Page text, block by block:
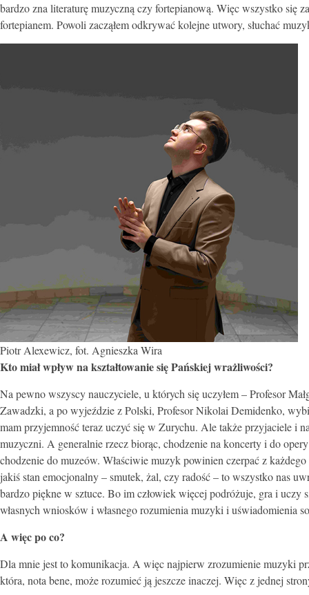
bardzo zna literaturę muzyczną czy fortepianową. Więc wszystko się
fortepianem. Powoli zacząłem odkrywać kolejne utwory, słuchać
Piotr Alexewicz, fot. Agnieszka Wira
Kto miał wpływ na kształtowanie się Pańskiej wrażliwości?
Na pewno wszyscy nauczyciele, u których się uczyłem – Profesor
Zawadzki, a po wyjeździe z Polski, Profesor Nikolai Demidenko,
mam przyjemność teraz uczyć się w Zurychu. Ale także przyjaciele i
muzyczni. A generalnie rzecz biorąc, chodzenie na koncerty i do
chodzenie do muzeów. Właściwie muzyk powinien czerpać z
jakiś stan emocjonalny – smutek, żal, czy radość – to wszystko nas
bardzo piękne w sztuce. Bo im człowiek więcej podróżuje, gra i
własnych wniosków i własnego rozumienia muzyki i uświadomienia
A więc po co?
Dla mnie jest to komunikacja. A więc najpierw zrozumienie muzyki
która, nota bene, może rozumieć ją jeszcze inaczej. Więc z jednej